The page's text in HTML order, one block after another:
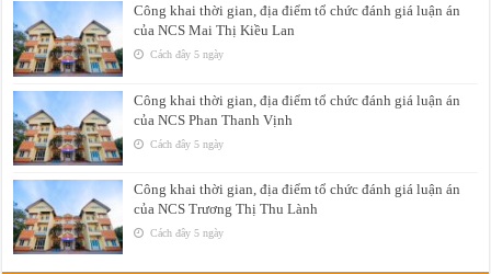
Công khai thời gian, địa điểm tổ chức đánh giá luận án
của NCS Mai Thị Kiều Lan
Cách đây 5 ngày
Công khai thời gian, địa điểm tổ chức đánh giá luận án
của NCS Phan Thanh Vịnh
Cách đây 5 ngày
Công khai thời gian, địa điểm tổ chức đánh giá luận án
của NCS Trương Thị Thu Lành
Cách đây 5 ngày